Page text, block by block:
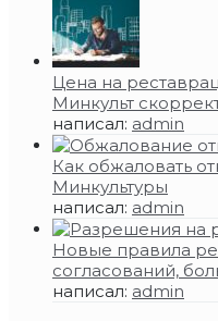
Цена на
Минкульт
написал: admin
Как обжаловать
Минкультуры
написал: admin
Новые правила
согласований,
написал: admin